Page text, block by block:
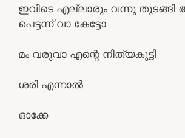
ഇവിടെ എല്ലാരും വന്നു തുടങ്ങി
പെട്ടന്ന് വാ കേട്ടോ
മം വരുവാ എന്റെ നിത്യകുട്ടി
ശരി എന്നാൽ
ഓക്കേ